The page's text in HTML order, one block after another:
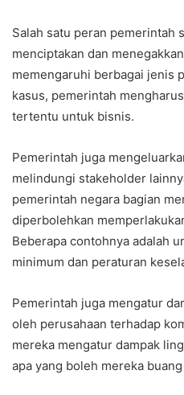
Salah satu peran pemerintah
menciptakan dan
memengaruhi berbagai jenis
kasus, pemerintah
tertentu untuk bisnis.
Pemerintah juga
melindungi stakeholder
pemerintah negara bagian
diperbolehkan
Beberapa contohnya adalah
minimum dan peraturan
Pemerintah juga mengatur
oleh perusahaan terhadap
mereka mengatur dampak
apa yang boleh mereka